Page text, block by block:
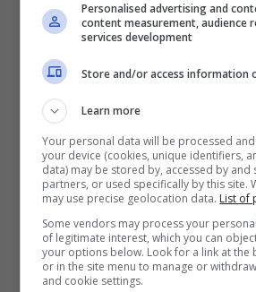
Temperature
massime
Aosta 19/28
Torino 20/30
Milano 20/32
Trento 18/30
Bolzano 17/33
Venezia 19/28
Genova 21/26
Personalised advertising and
content measurement, audience
services development
Store and/or access information
Learn more
Your personal data will be processed
your device (cookies, unique identifiers,
data) may be stored by, accessed by and
partners, or used specifically by this site.
may use precise geolocation data. List of
Some vendors may process your
of legitimate interest, which you can
your options below. Look for a link at the
or in the site menu to manage or
and cookie settings.